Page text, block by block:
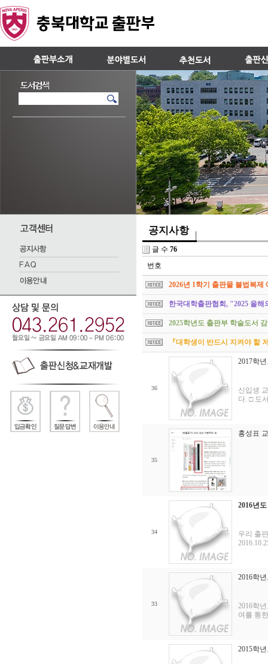
공지사항
글 수 76
번호
2026년 1학기 출판물 불법복제
한국대학출판협회, "2025 올
2025학년도 출판부 학술도서
『대학생이 반드시 지켜야 할
36
2017학
신입생
다. □ 도
35
홍성표
34
2016년
우리 출
33
2016학
2016학
여를 통
2015학